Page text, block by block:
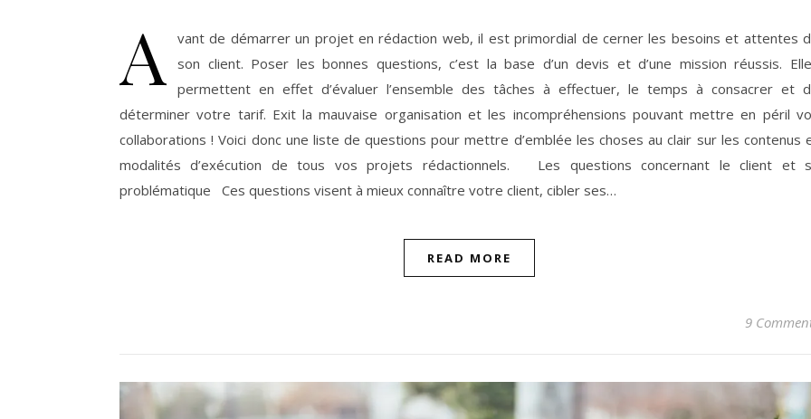
A
vant de démarrer un projet en rédaction web, il est primordial de cerner les besoins et attentes
son client. Poser les bonnes questions, c’est la base d’un devis et d’une mission réussis.
permettent en effet d’évaluer l’ensemble des tâches à effectuer, le temps à consacrer et
déterminer votre tarif. Exit la mauvaise organisation et les incompréhensions pouvant mettre en péril
collaborations ! Voici donc une liste de questions pour mettre d’emblée les choses au clair sur les contenus
modalités d’exécution de tous vos projets rédactionnels. Les questions concernant le client et
problématique Ces questions visent à mieux connaître votre client, cibler ses…
READ MORE
9